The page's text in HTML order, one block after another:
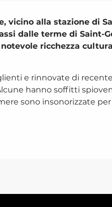
vicino alla stazione di
dalle terme di Saint-
ricchezza
e rinnovate di
hanno soffitti
sono insonorizzate